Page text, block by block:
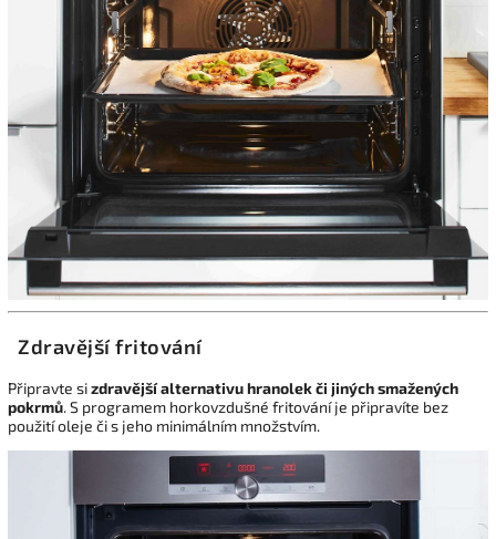
Zdravější fritování
Připravte sizdravější alternativu hranolek či jiných smažených
pokrmů. S programem horkovzdušné fritování je připravíte bez
použití oleje či s jeho minimálním množstvím.